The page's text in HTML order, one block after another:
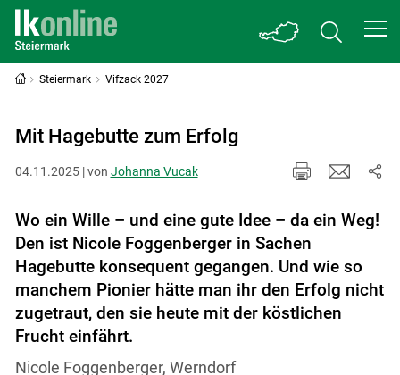
Steiermark Vifzack 2027
Mit Hagebutte zum Erfolg
04.11.2025 | von Johanna Vucak
Wo ein Wille – und eine gute Idee – da ein Weg!
Den ist Nicole Foggenberger in Sachen
Hagebutte konsequent gegangen. Und wie so
manchem Pionier hätte man ihr den Erfolg nicht
zugetraut, den sie heute mit der köstlichen
Frucht einfährt.
Nicole Foggenberger, Werndorf